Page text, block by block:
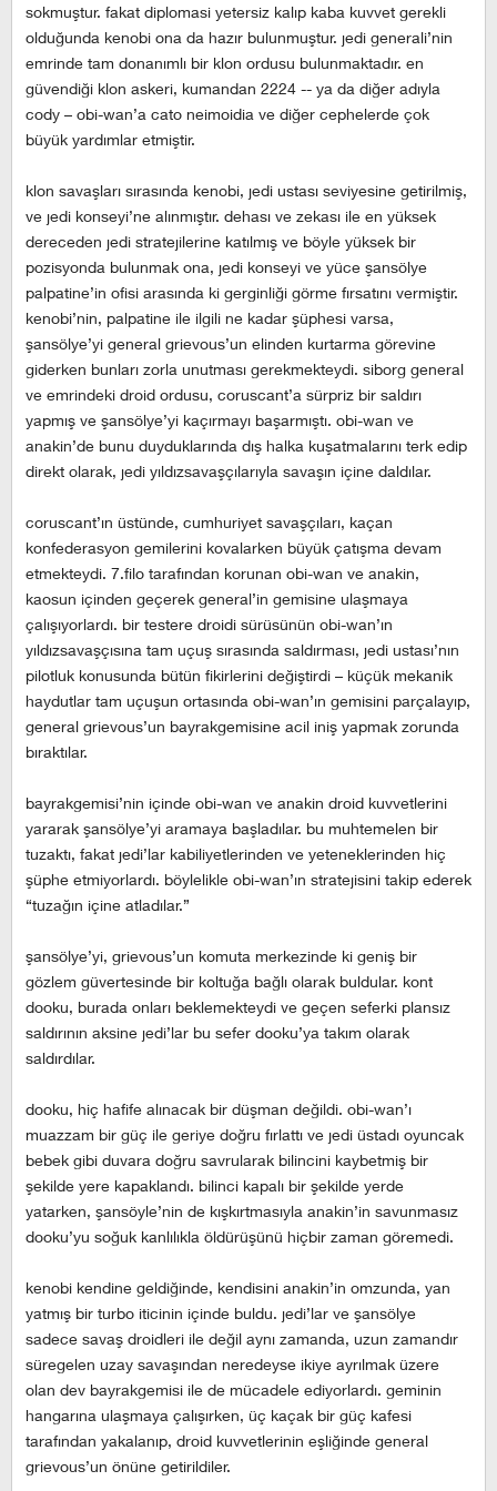
sokmuştur. fakat diplomasi yetersiz kalıp kaba kuvvet gerekli
olduğunda kenobi ona da hazır bulunmuştur. jedi generali’nin
emrinde tam donanımlı bir klon ordusu bulunmaktadır. en
güvendiği klon askeri, kumandan 2224 -- ya da diğer adıyla
cody – obi-wan’a cato neimoidia ve diğer cephelerde çok
büyük yardımlar etmiştir.
klon savaşları sırasında kenobi, jedi ustası seviyesine getirilmiş,
ve jedi konseyi’ne alınmıştır. dehası ve zekası ile en yüksek
dereceden jedi stratejilerine katılmış ve böyle yüksek bir
pozisyonda bulunmak ona, jedi konseyi ve yüce şansölye
palpatine’in ofisi arasında ki gerginliği görme fırsatını vermiştir.
kenobi’nin, palpatine ile ilgili ne kadar şüphesi varsa,
şansölye’yi general grievous’un elinden kurtarma görevine
giderken bunları zorla unutması gerekmekteydi. siborg general
ve emrindeki droid ordusu, coruscant’a sürpriz bir saldırı
yapmış ve şansölye’yi kaçırmayı başarmıştı. obi-wan ve
anakin’de bunu duyduklarında dış halka kuşatmalarını terk edip
direkt olarak, jedi yıldızsavaşçılarıyla savaşın içine daldılar.
coruscant’ın üstünde, cumhuriyet savaşçıları, kaçan
konfederasyon gemilerini kovalarken büyük çatışma devam
etmekteydi. 7.filo tarafından korunan obi-wan ve anakin,
kaosun içinden geçerek general’in gemisine ulaşmaya
çalışıyorlardı. bir testere droidi sürüsünün obi-wan’ın
yıldızsavaşçısına tam uçuş sırasında saldırması, jedi ustası’nın
pilotluk konusunda bütün fikirlerini değiştirdi – küçük mekanik
haydutlar tam uçuşun ortasında obi-wan’ın gemisini parçalayıp,
general grievous’un bayrakgemisine acil iniş yapmak zorunda
bıraktılar.
bayrakgemisi’nin içinde obi-wan ve anakin droid kuvvetlerini
yararak şansölye’yi aramaya başladılar. bu muhtemelen bir
tuzaktı, fakat jedi’lar kabiliyetlerinden ve yeteneklerinden hiç
şüphe etmiyorlardı. böylelikle obi-wan’ın stratejisini takip ederek
“tuzağın içine atladılar.”
şansölye’yi, grievous’un komuta merkezinde ki geniş bir
gözlem güvertesinde bir koltuğa bağlı olarak buldular. kont
dooku, burada onları beklemekteydi ve geçen seferki plansız
saldırının aksine jedi’lar bu sefer dooku’ya takım olarak
saldırdılar.
dooku, hiç hafife alınacak bir düşman değildi. obi-wan’ı
muazzam bir güç ile geriye doğru fırlattı ve jedi üstadı oyuncak
bebek gibi duvara doğru savrularak bilincini kaybetmiş bir
şekilde yere kapaklandı. bilinci kapalı bir şekilde yerde
yatarken, şansöyle’nin de kışkırtmasıyla anakin’in savunmasız
dooku’yu soğuk kanlılıkla öldürüşünü hiçbir zaman göremedi.
kenobi kendine geldiğinde, kendisini anakin’in omzunda, yan
yatmış bir turbo iticinin içinde buldu. jedi’lar ve şansölye
sadece savaş droidleri ile değil aynı zamanda, uzun zamandır
süregelen uzay savaşından neredeyse ikiye ayrılmak üzere
olan dev bayrakgemisi ile de mücadele ediyorlardı. geminin
hangarına ulaşmaya çalışırken, üç kaçak bir güç kafesi
tarafından yakalanıp, droid kuvvetlerinin eşliğinde general
grievous’un önüne getirildiler.